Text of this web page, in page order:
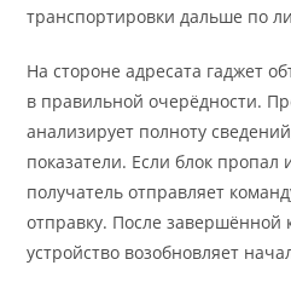
транспортировки дальше по
На стороне адресата гаджет
в правильной очерёдности.
анализирует полноту
показатели. Если блок пропал
получатель отправляет
отправку. После завершённой
устройство возобновляет